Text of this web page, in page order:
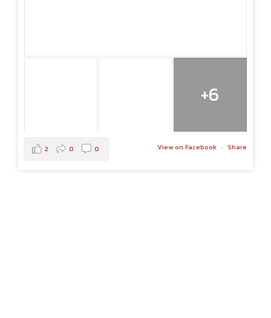
+6
View on Facebook · Share
2 0 0